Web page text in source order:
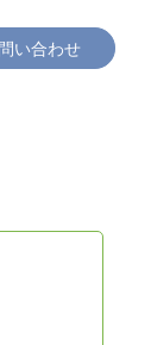
い合わせ